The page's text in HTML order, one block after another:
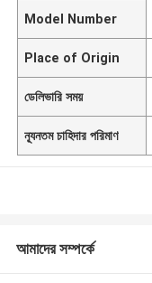
Model Number
Place of Origin
ডেলিভারি সময়
ন্যূনতম চাহিদার পরিমাণ
আমাদের সম্পর্কে